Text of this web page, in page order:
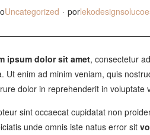
Uncategorized por
ipsum dolor sit amet, consectetur
Ut enim ad minim veniam, quis
dolor in reprehenderit in voluptate
sint occaecat cupidatat non
unde omnis iste natus error sit